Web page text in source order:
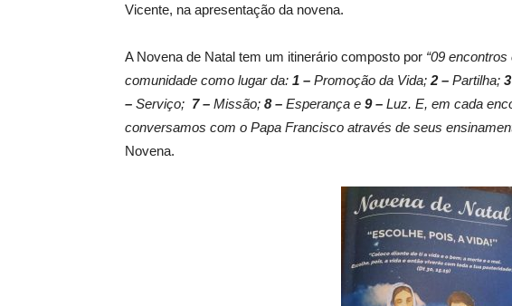
Vicente, na apresentação da novena.
A Novena de Natal tem um itinerário composto por “09
comunidade como lugar da: 1 – Promoção da Vida; 2 – Partilha;
– Serviço; 7 – Missão; 8 – Esperança e 9 – Luz. E, em cada
conversamos com o Papa Francisco através de seus
Novena.